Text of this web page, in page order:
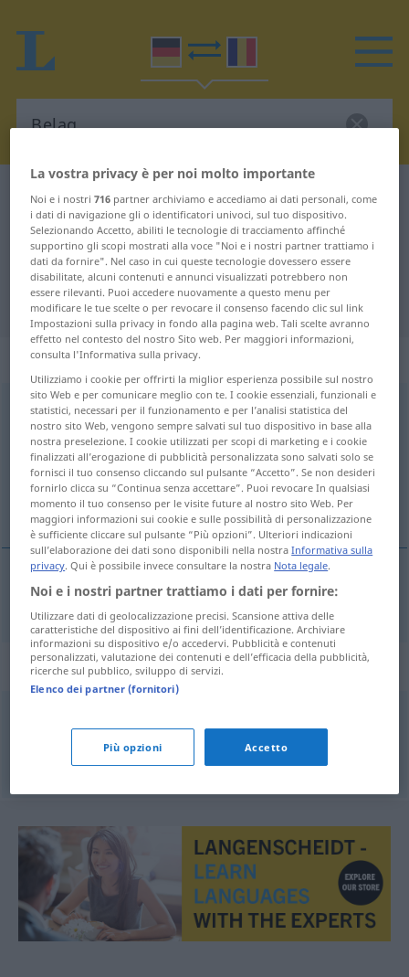
Dizionario Tedesco-Rumeno Belag
Traduzione Tedesco-Rumeno per
"Belag"
"Belag" traduzione Rumeno
„Belag“: Maskulinum
Belagm
Panoramica di tutte le traduzion
(Fai clic sulla/Tocca traduzione per maggiori dettagli)
strat
stratn Belag
Sinonimi per "Belag"
Vergütung,Film,Schicht
© OpenThesaurus.de
La vostra privacy è per noi molto importante
Noi e i nostri716 partner archiviamo e accediamo ai dati personali, come
i dati di navigazione gli o identificatori univoci, sul tuo dispositivo.
Selezionando Accetto, abiliti le tecnologie di tracciamento affinché
supportino gli scopi mostrati alla voce "Noi e i nostri partner trattiamo i
dati da fornire". Nel caso in cui queste tecnologie dovessero essere
disabilitate, alcuni contenuti e annunci visualizzati potrebbero non
essere rilevanti. Puoi accedere nuovamente a questo menu per
modificare le tue scelte o per revocare il consenso facendo clic sul link
Impostazioni sulla privacy in fondo alla pagina web. Tali scelte avranno
effetto nel contesto del nostro Sito web. Per maggiori informazioni,
consulta l'Informativa sulla privacy.
Utilizziamo i cookie per offrirti la miglior esperienza possibile sul nostro
sito Web e per comunicare meglio con te. I cookie essenziali, funzionali e
statistici, necessari per il funzionamento e per l’analisi statistica del
nostro sito Web, vengono sempre salvati sul tuo dispositivo in base alla
nostra preselezione. I cookie utilizzati per scopi di marketing e i cookie
finalizzati all’erogazione di pubblicità personalizzata sono salvati solo se
fornisci il tuo consenso cliccando sul pulsante “Accetto”. Se non desideri
fornirlo clicca su “Continua senza accettare”. Puoi revocare In qualsiasi
momento il tuo consenso per le visite future al nostro sito Web. Per
maggiori informazioni sui cookie e sulle possibilità di personalizzazione
è sufficiente cliccare sul pulsante “Più opzioni”. Ulteriori indicazioni
sull’elaborazione dei dati sono disponibili nella nostraInformativa sulla
privacy. Qui è possibile invece consultare la nostra Nota legale.
Noi e i nostri partner trattiamo i dati per fornire:
Utilizzare dati di geolocalizzazione precisi. Scansione attiva delle
caratteristiche del dispositivo ai fini dell’identificazione. Archiviare
informazioni su dispositivo e/o accedervi. Pubblicità e contenuti
personalizzati, valutazione dei contenuti e dell’efficacia della pubblicità,
ricerche sul pubblico, sviluppo di servizi.
Elenco dei partner (fornitori)
Più opzioni Accetto